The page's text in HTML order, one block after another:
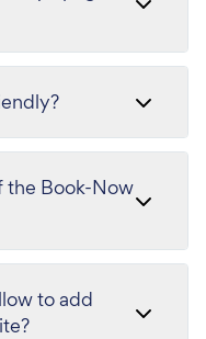
the Book-Now
to add